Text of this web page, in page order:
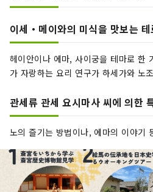
이세・메이와의 미식을 맛보는
헤이안이나 에마, 사이궁을 테마로 한
가 자랑하는 요리 연구가 하세가와 노
관세류 관세 요시마사 씨에 의한
노의 즐기는 방법이나, 에마의 이야기